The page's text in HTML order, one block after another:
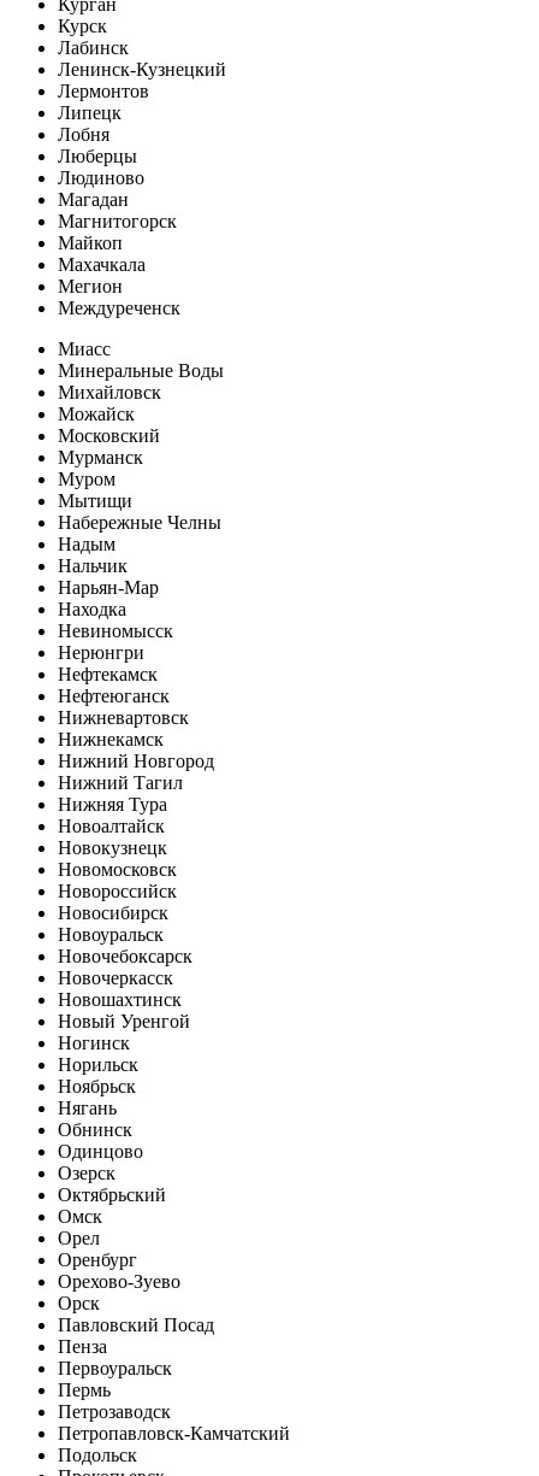
Курск
Лабинск
Ленинск-Кузнецкий
Лермонтов
Липецк
Лобня
Люберцы
Людиново
Магадан
Магнитогорск
Майкоп
Махачкала
Мегион
Междуреченск
Миасс
Минеральные Воды
Михайловск
Можайск
Московский
Мурманск
Муром
Мытищи
Набережные Челны
Надым
Нальчик
Нарьян-Мар
Находка
Невиномысск
Нерюнгри
Нефтекамск
Нефтеюганск
Нижневартовск
Нижнекамск
Нижний Новгород
Нижний Тагил
Нижняя Тура
Новоалтайск
Новокузнецк
Новомосковск
Новороссийск
Новосибирск
Новоуральск
Новочебоксарск
Новочеркасск
Новошахтинск
Новый Уренгой
Ногинск
Норильск
Ноябрьск
Нягань
Обнинск
Одинцово
Озерск
Октябрьский
Омск
Орел
Оренбург
Орехово-Зуево
Орск
Павловский Посад
Пенза
Первоуральск
Пермь
Петрозаводск
Петропавловск-Камчатский
Подольск